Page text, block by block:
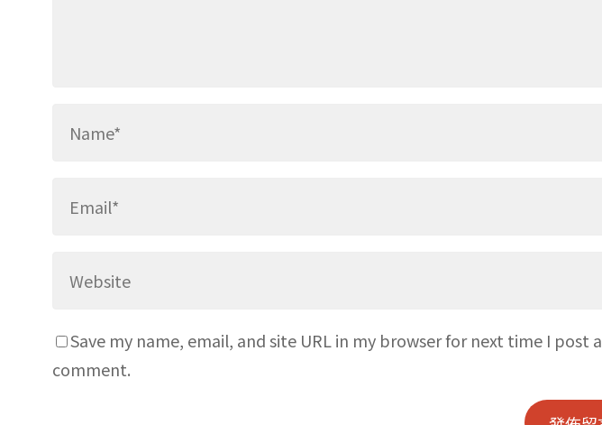
Save my name, email, and site URL in my browser for next time I post a
comment.